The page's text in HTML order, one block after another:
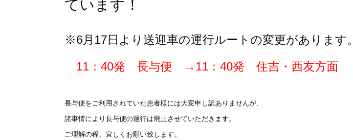
ています！
※6月17日より送迎車の運行ルートの変更があります。
11：40発 長与便 →11：40発 住吉・西友方面
長与便をご利用されていた患者様には大変申し訳ありませんが、
諸事情により長与便の運行は廃止させていただきます。
ご理解の程、宜しくお願い致します。